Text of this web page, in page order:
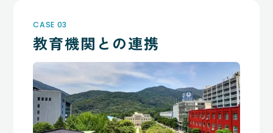
CASE 03
教育機関との連携